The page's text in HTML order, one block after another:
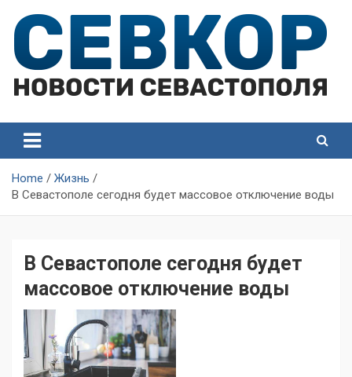
content
Севастополя
Севастополя
Home
Жизнь
В Севастополе сегодня будет массовое отключение воды
В Севастополе сегодня будет
массовое отключение воды